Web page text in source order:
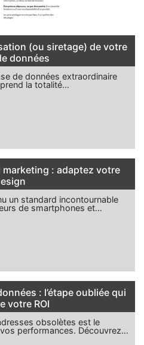
(ou siretage) de votre
données
de données extraordinaire
la totalité…
marketing : adaptez votre
un standard incontournable
de smartphones et…
: l’étape oubliée qui
votre ROI
obsolètes est le
performances. Découvrez…